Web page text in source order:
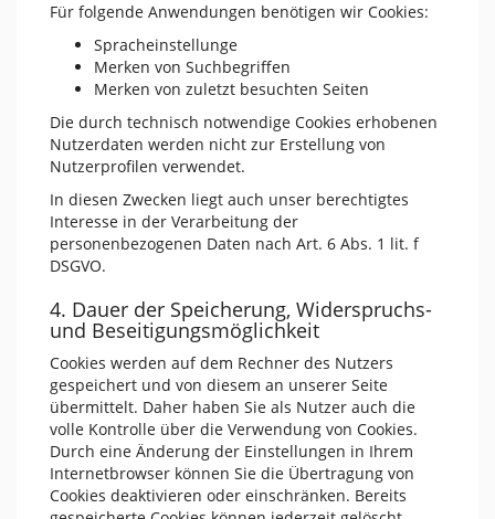
Für folgende Anwendungen benötigen wir Cookies:
Spracheinstellunge
Merken von Suchbegriffen
Merken von zuletzt besuchten Seiten
Die durch technisch notwendige Cookies erhobenen
Nutzerdaten werden nicht zur Erstellung von
Nutzerprofilen verwendet.
In diesen Zwecken liegt auch unser berechtigtes
Interesse in der Verarbeitung der
personenbezogenen Daten nach Art. 6 Abs. 1 lit. f
DSGVO.
4. Dauer der Speicherung, Widerspruchs-
und Beseitigungsmöglichkeit
Cookies werden auf dem Rechner des Nutzers
gespeichert und von diesem an unserer Seite
übermittelt. Daher haben Sie als Nutzer auch die
volle Kontrolle über die Verwendung von Cookies.
Durch eine Änderung der Einstellungen in Ihrem
Internetbrowser können Sie die Übertragung von
Cookies deaktivieren oder einschränken. Bereits